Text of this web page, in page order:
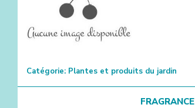
Catégorie: Plantes et produits du jardin
FRAGRANCE